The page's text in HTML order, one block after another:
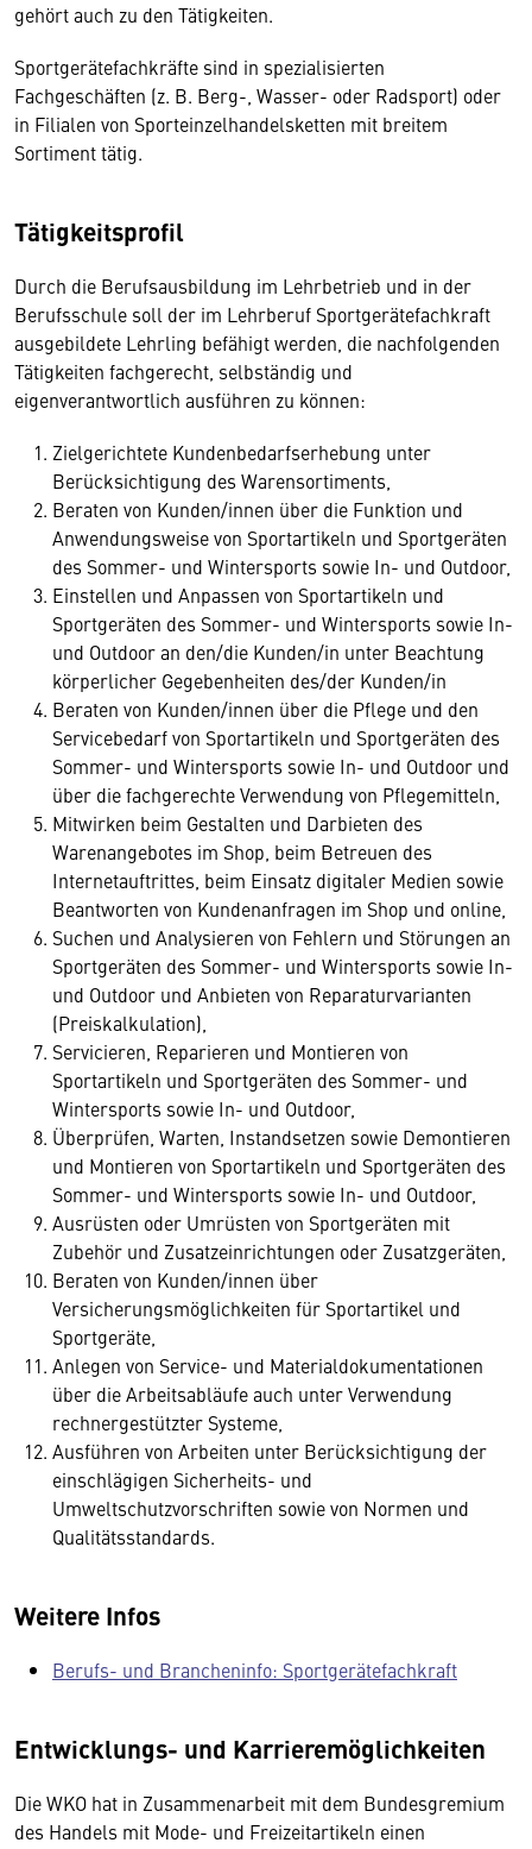
gehört auch zu den Tätigkeiten.
Sportgerätefachkräfte sind in spezialisierten
Fachgeschäften (z. B. Berg-, Wasser- oder Radsport) oder
in Filialen von Sporteinzelhandelsketten mit breitem
Sortiment tätig.
Tätigkeitsprofil
Durch die Berufsausbildung im Lehrbetrieb und in der
Berufsschule soll der im Lehrberuf Sportgerätefachkraft
ausgebildete Lehrling befähigt werden, die nachfolgenden
Tätigkeiten fachgerecht, selbständig und
eigenverantwortlich ausführen zu können:
Zielgerichtete Kundenbedarfserhebung unter
Berücksichtigung des Warensortiments,
Beraten von Kunden/innen über die Funktion und
Anwendungsweise von Sportartikeln und Sportgeräten
des Sommer- und Wintersports sowie In- und Outdoor,
Einstellen und Anpassen von Sportartikeln und
Sportgeräten des Sommer- und Wintersports sowie In-
und Outdoor an den/die Kunden/in unter Beachtung
körperlicher Gegebenheiten des/der Kunden/in
Beraten von Kunden/innen über die Pflege und den
Servicebedarf von Sportartikeln und Sportgeräten des
Sommer- und Wintersports sowie In- und Outdoor und
über die fachgerechte Verwendung von Pflegemitteln,
Mitwirken beim Gestalten und Darbieten des
Warenangebotes im Shop, beim Betreuen des
Internetauftrittes, beim Einsatz digitaler Medien sowie
Beantworten von Kundenanfragen im Shop und online,
Suchen und Analysieren von Fehlern und Störungen an
Sportgeräten des Sommer- und Wintersports sowie In-
und Outdoor und Anbieten von Reparaturvarianten
(Preiskalkulation),
Servicieren, Reparieren und Montieren von
Sportartikeln und Sportgeräten des Sommer- und
Wintersports sowie In- und Outdoor,
Überprüfen, Warten, Instandsetzen sowie Demontieren
und Montieren von Sportartikeln und Sportgeräten des
Sommer- und Wintersports sowie In- und Outdoor,
Ausrüsten oder Umrüsten von Sportgeräten mit
Zubehör und Zusatzeinrichtungen oder Zusatzgeräten,
Beraten von Kunden/innen über
Versicherungsmöglichkeiten für Sportartikel und
Sportgeräte,
Anlegen von Service- und Materialdokumentationen
über die Arbeitsabläufe auch unter Verwendung
rechnergestützter Systeme,
Ausführen von Arbeiten unter Berücksichtigung der
einschlägigen Sicherheits- und
Umweltschutzvorschriften sowie von Normen und
Qualitätsstandards.
Weitere Infos
Berufs- und Brancheninfo: Sportgerätefachkraft
Entwicklungs- und Karrieremöglichkeiten
Die WKO hat in Zusammenarbeit mit dem Bundesgremium
des Handels mit Mode- und Freizeitartikeln einen